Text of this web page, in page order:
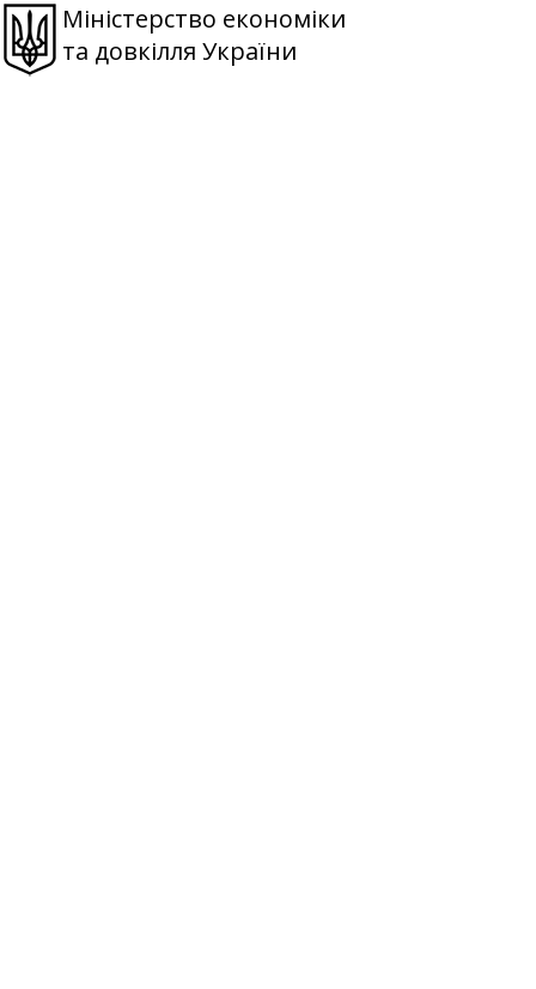
Міністерство економіки
та довкілля України